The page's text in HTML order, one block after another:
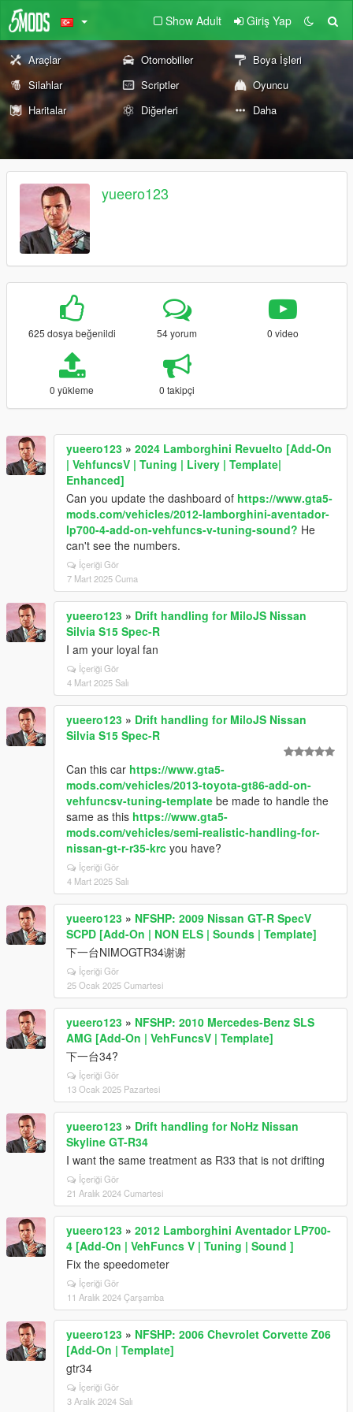
Show Adult Giriş Yap
Araçlar Otomobiller
Boya İşleri
Silahlar
Scriptler
Oyuncu
Haritalar
Diğerleri Daha
yueero123
625 dosya beğenildi 54 yorum 0 video
0 yükleme 0 takipçi
yueero123 » 2024 Lamborghini Revuelto [Add-On
| VehfuncsV | Tuning | Livery | Template|
Enhanced]
Can you update the dashboard of https://www.gta5-
mods.com/vehicles/2012-lamborghini-aventador-
lp700-4-add-on-vehfuncs-v-tuning-sound? He
can't see the numbers.
İçeriği Gör
7 Mart 2025 Cuma
yueero123 » Drift handling for MiloJS Nissan
Silvia S15 Spec-R
I am your loyal fan
İçeriği Gör
4 Mart 2025 Salı
yueero123 » Drift handling for MiloJS Nissan
Silvia S15 Spec-R
Can this car https://www.gta5-
mods.com/vehicles/2013-toyota-gt86-add-on-
vehfuncsv-tuning-template be made to handle the
same as this https://www.gta5-
mods.com/vehicles/semi-realistic-handling-for-
nissan-gt-r-r35-krc you have?
İçeriği Gör
4 Mart 2025 Salı
yueero123 » NFSHP: 2009 Nissan GT-R SpecV
SCPD [Add-On | NON ELS | Sounds | Template]
下一台NIMOGTR34谢谢
İçeriği Gör
25 Ocak 2025 Cumartesi
yueero123 » NFSHP: 2010 Mercedes-Benz SLS
AMG [Add-On | VehFuncsV | Template]
下一台34?
İçeriği Gör
13 Ocak 2025 Pazartesi
yueero123 » Drift handling for NoHz Nissan
Skyline GT-R34
I want the same treatment as R33 that is not drifting
İçeriği Gör
21 Aralık 2024 Cumartesi
yueero123 » 2012 Lamborghini Aventador LP700-
4 [Add-On | VehFuncs V | Tuning | Sound ]
Fix the speedometer
İçeriği Gör
11 Aralık 2024 Çarşamba
yueero123 » NFSHP: 2006 Chevrolet Corvette Z06
[Add-On | Template]
gtr34
İçeriği Gör
3 Aralık 2024 Salı